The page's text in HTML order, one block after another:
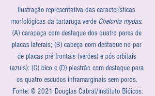
Ilustração representativa das características
morfológicas da tartaruga-verde Chelonia mydas.
(A) carapaça com destaque dos quatro pares de
placas laterais; (B) cabeça com destaque no par
de placas pré-frontais (verdes) e pós-orbitais
(azuis); (C) bico e (D) plastrão com destaque para
os quatro escudos inframarginais sem poros.
Fonte: © 2021 Douglas Cabral/Instituto Bióicos.